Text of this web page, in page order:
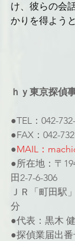
け、彼らの会
かりを得よう
ｈｙ東京探偵
●TEL：042-
●FAX：042-
●MAIL：
●所在地：〒
田2-7-6-306
ＪＲ「町田駅
分
●代表：黒木
●探偵業届出